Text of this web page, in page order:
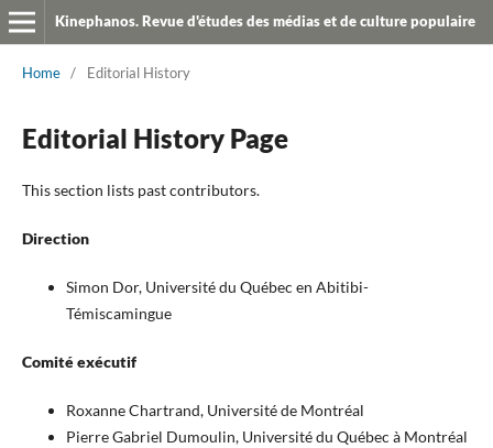
Kinephanos. Revue d'études des médias et de culture populaire
Home / Editorial History
Editorial History Page
This section lists past contributors.
Direction
Simon Dor, Université du Québec en Abitibi-
Témiscamingue
Comité exécutif
Roxanne Chartrand, Université de Montréal
Pierre Gabriel Dumoulin, Université du Québec à Montréal